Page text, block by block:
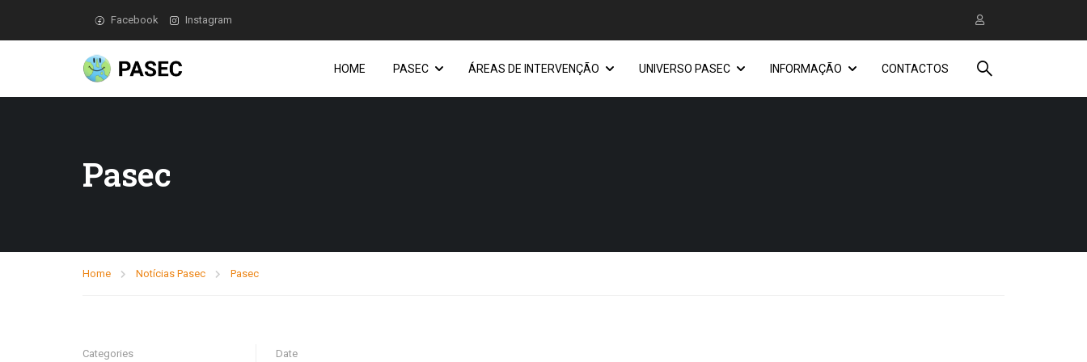
Facebook Instagram
HOME PASEC ÁREAS DE INTERVENÇÃO UNIVERSO PASEC INFORMAÇÃO CONTACTOS
Pasec
Home Notícias Pasec Pasec
Categories Date